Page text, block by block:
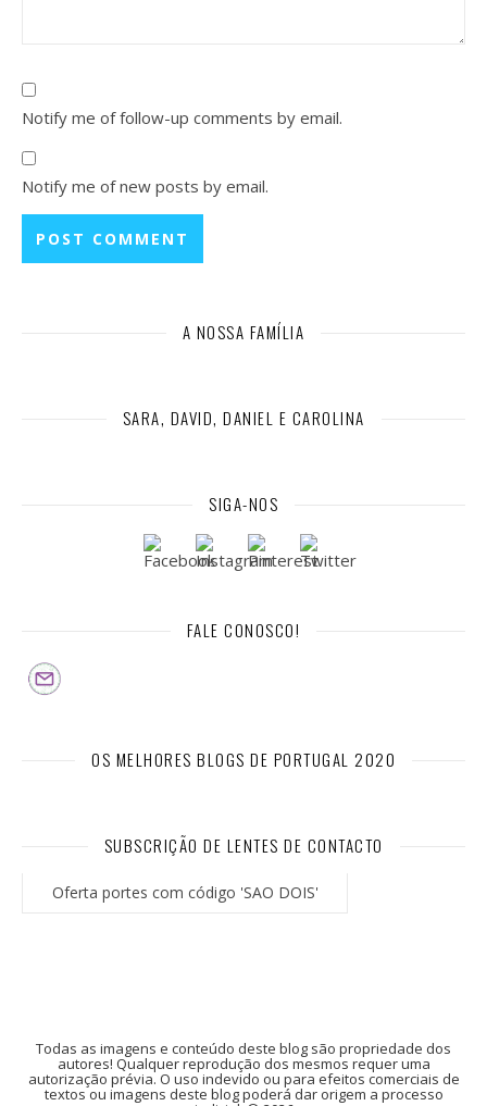
Notify me of follow-up comments by email.
Notify me of new posts by email.
A NOSSA FAMÍLIA
SARA, DAVID, DANIEL E CAROLINA
SIGA-NOS
FALE CONOSCO!
OS MELHORES BLOGS DE PORTUGAL 2020
SUBSCRIÇÃO DE LENTES DE CONTACTO
Oferta portes com código 'SAO DOIS'
Todas as imagens e conteúdo deste blog são propriedade dos
autores! Qualquer reprodução dos mesmos requer uma
autorização prévia. O uso indevido ou para efeitos comerciais de
textos ou imagens deste blog poderá dar origem a processo